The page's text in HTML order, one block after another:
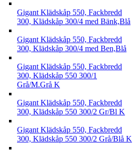
Gigant Klädskåp 550, Fackbredd
300, Klädskåp 300/4 med Bänk,Blå
Gigant Klädskåp 550, Fackbredd
300, Klädskåp 300/4 med Ben,Blå
Gigant Klädskåp 550, Fackbredd
300, Klädskåp 550 300/1
Grå/M.Grå K
Gigant Klädskåp 550, Fackbredd
300, Klädskåp 550 300/2 Gr/Bl K
Gigant Klädskåp 550, Fackbredd
300, Klädskåp 550 300/2 Grå/Blå K